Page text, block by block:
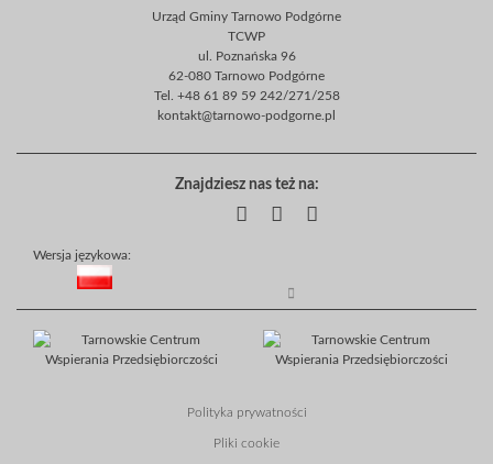
Urząd Gminy Tarnowo Podgórne
TCWP
ul. Poznańska 96
62-080 Tarnowo Podgórne
Tel. +48 61 89 59 242/271/258
kontakt@tarnowo-podgorne.pl
Znajdziesz nas też na:
Wersja językowa:
Polityka prywatności
Pliki cookie